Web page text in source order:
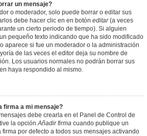
un mensaje?
o moderador, solo puede borrar o editar sus
debe hacer clic en en botón editar(a veces
un cierto periodo de tiempo). Si alguien
pequeño texto indicando que ha sido modificado
aparece si fue un moderador o la administración
de las veces el editor deja su nombre de
Los usuarios normales no podrán borrar sus
haya respondido al mismo.
firma a mi mensaje?
debe crearla en el Panel de Control de
la opciónAñadir firma cuando publique un
por defecto a todos sus mensajes activando